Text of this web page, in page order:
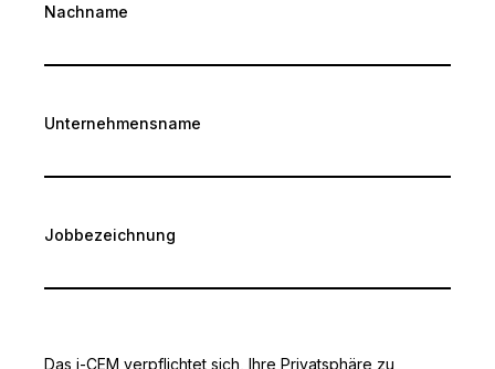
Nachname
Unternehmensname
Jobbezeichnung
Das i-CEM verpflichtet sich, Ihre Privatsphäre zu